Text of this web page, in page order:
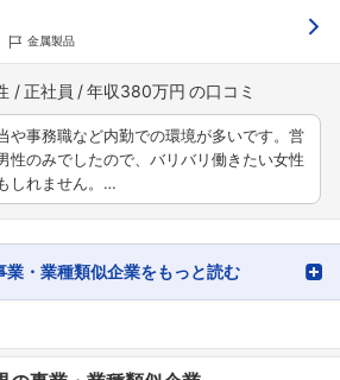
金属製品
正社員 年収380万円
や事務職など内勤での環境が多いです。営
性のみでしたので、バリバリ働きたい女性
しれません。…
業・業種類似企業をもっと読む